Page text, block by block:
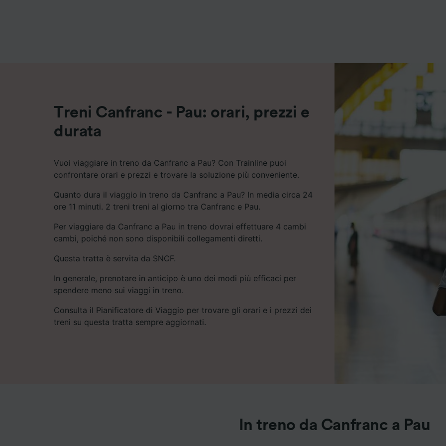
Treni Canfranc - Pau: orari, prezzi e
durata
Vuoi viaggiare in treno da Canfranc a Pau? Con Trainline puoi
confrontare orari e prezzi e trovare la soluzione più conveniente.
Quanto dura il viaggio in treno da Canfranc a Pau? In media circa 24
ore 11 minuti. 2 treni treni al giorno tra Canfranc e Pau.
Per viaggiare da Canfranc a Pau in treno dovrai effettuare 4 cambi
cambi, poiché non sono disponibili collegamenti diretti.
Questa tratta è servita da SNCF.
In generale, prenotare in anticipo è uno dei modi più efficaci per
spendere meno sui viaggi in treno.
Consulta il Pianificatore di Viaggio per trovare gli orari e i prezzi dei
treni su questa tratta sempre aggiornati.
In treno da Canfranc a Pau